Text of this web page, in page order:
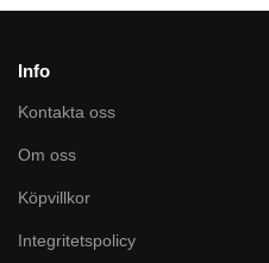
Info
Kontakta oss
Om oss
Köpvillkor
Integritetspolicy